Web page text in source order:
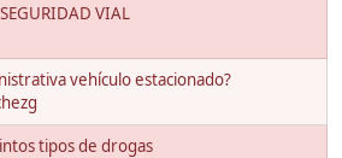
VIAL
vehículo estacionado?
tipos de drogas